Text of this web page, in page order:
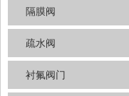
隔膜阀
疏水阀
衬氟阀门